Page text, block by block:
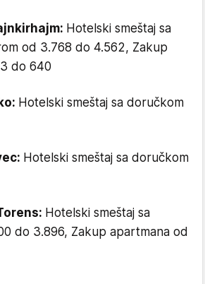
Hotelski smeštaj sa
od 3.768 do 4.562, Zakup
do 640
Hotelski smeštaj sa doručkom
Hotelski smeštaj sa doručkom
Hotelski smeštaj sa
do 3.896, Zakup apartmana od